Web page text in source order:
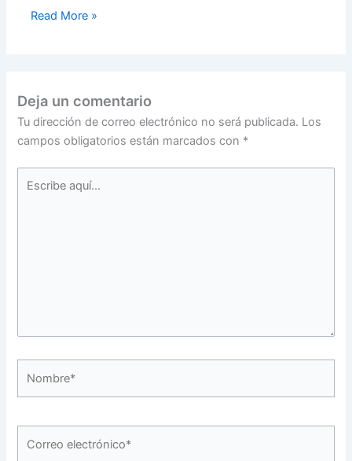
Read More »
Deja un comentario
Tu dirección de correo electrónico no será publicada. Los
campos obligatorios están marcados con *
electrónico*